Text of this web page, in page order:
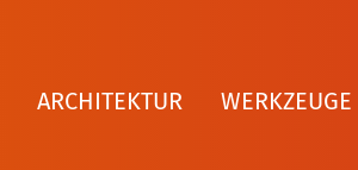
ARCHITEKTUR WERKZEUGE